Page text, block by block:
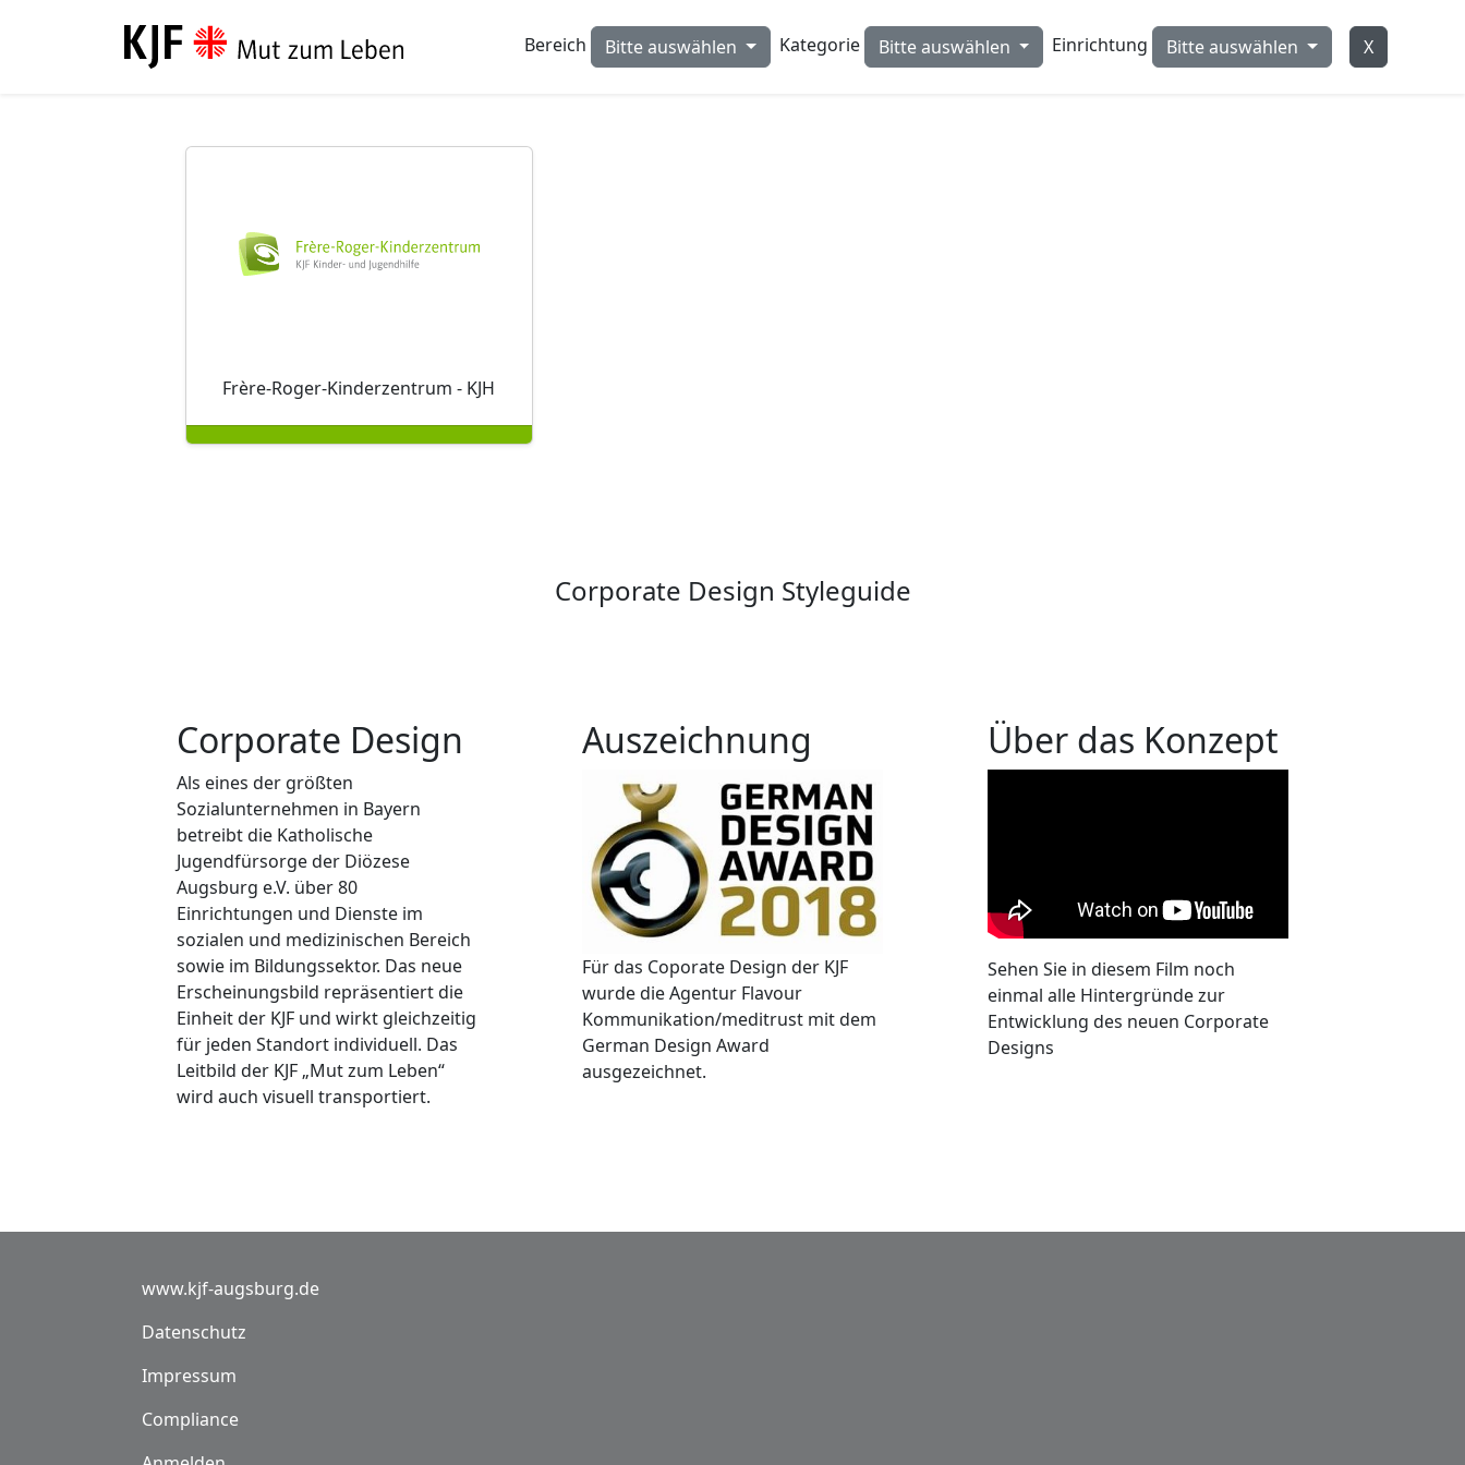
Bereich
Bitte auswählen Kategorie Bitte auswählen Einrichtung Bitte auswählen
Frère-Roger-Kinderzentrum - KJH
Corporate Design Styleguide
Corporate Design
Als eines der größten
Sozialunternehmen in Bayern
betreibt die Katholische
Jugendfürsorge der Diözese
Augsburg e.V. über 80
Einrichtungen und Dienste im
sozialen und medizinischen Bereich
sowie im Bildungssektor. Das neue
Erscheinungsbild repräsentiert die
Einheit der KJF und wirkt gleichzeitig
für jeden Standort individuell. Das
Leitbild der KJF „Mut zum Leben“
wird auch visuell transportiert.
Auszeichnung
Für das Coporate Design der KJF
wurde die Agentur Flavour
Kommunikation/meditrust mit dem
German Design Award
ausgezeichnet.
Über das Konzept
Sehen Sie in diesem Film noch
einmal alle Hintergründe zur
Entwicklung des neuen Corporate
Designs
Fußzeile
www.kjf-augsburg.de
Datenschutz
Impressum
Compliance
Benutzermenü